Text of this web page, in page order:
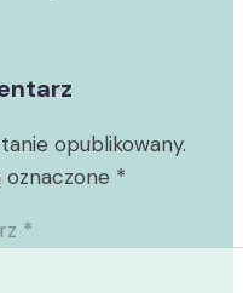
opublikowany.
*
*